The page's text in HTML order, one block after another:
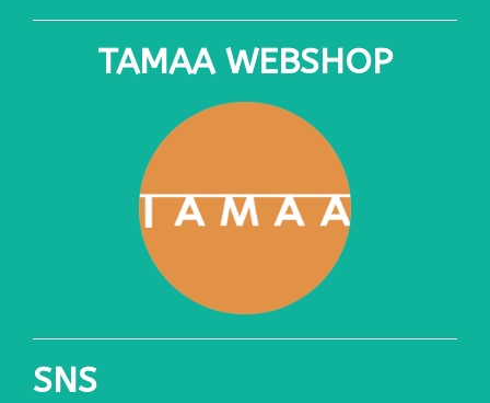
TAMAA WEBSHOP
SNS